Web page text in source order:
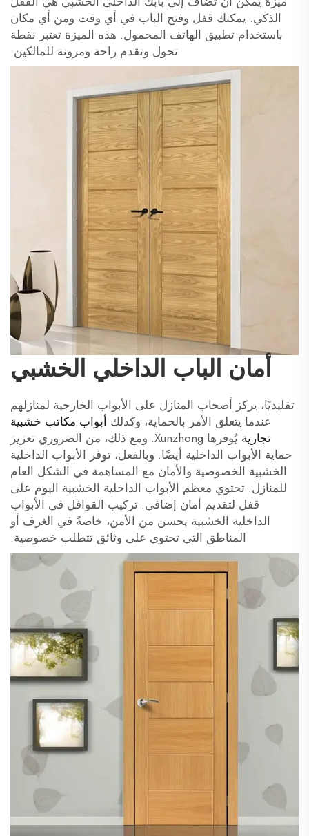
الذكي. يمكنك قفل وفتح الباب في أي وقت ومن أي مكان
باستخدام تطبيق الهاتف المحمول. هذه الميزة تعتبر نقطة
تحول وتقدم راحة ومرونة للمالكين.
أمان الباب الداخلي الخشبي
تقليديًا، يركز أصحاب المنازل على الأبواب الخارجية لمنازلهم
عندما يتعلق الأمر بالحماية، وكذلك أبواب مكاتب خشبية
تجارية
يُوفرها Xunzhong. ومع ذلك، من الضروري تعزيز
حماية الأبواب الداخلية أيضًا. وبالفعل، توفر الأبواب الداخلية
الخشبية الخصوصية والأمان مع المساهمة في الشكل العام
للمنازل. تحتوي معظم الأبواب الداخلية الخشبية اليوم على
قفل لتقديم أمان إضافي. تركيب القوافل في الأبواب
الداخلية الخشبية يحسن من الأمن، خاصةً في الغرف أو
المناطق التي تحتوي على وثائق تتطلب خصوصية.